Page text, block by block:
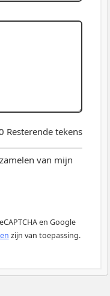
Resterende tekens
van mijn
en Google
zijn van toepassing.